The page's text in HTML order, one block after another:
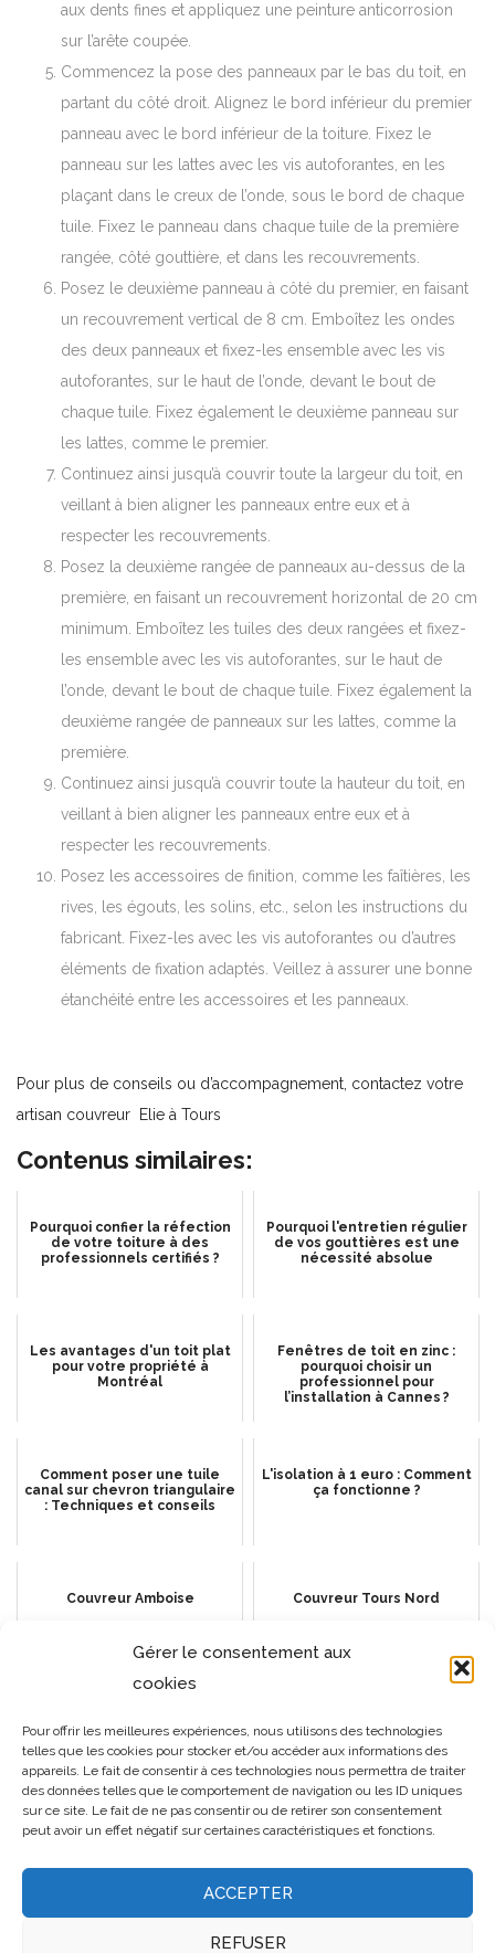
Gérer le consentement aux
cookies
Pour offrir les meilleures expériences, nous utilisons des technologies
telles que les cookies pour stocker et/ou accéder aux informations des
appareils. Le fait de consentir à ces technologies nous permettra de traiter
des données telles que le comportement de navigation ou les ID uniques
sur ce site. Le fait de ne pas consentir ou de retirer son consentement
peut avoir un effet négatif sur certaines caractéristiques et fonctions.
ACCEPTER
REFUSER
aux dents fines et appliquez une peinture anticorrosion
sur l’arête coupée.
Commencez la pose des panneaux par le bas du toit, en
partant du côté droit. Alignez le bord inférieur du premier
panneau avec le bord inférieur de la toiture. Fixez le
panneau sur les lattes avec les vis autoforantes, en les
plaçant dans le creux de l’onde, sous le bord de chaque
tuile. Fixez le panneau dans chaque tuile de la première
rangée, côté gouttière, et dans les recouvrements.
Posez le deuxième panneau à côté du premier, en faisant
un recouvrement vertical de 8 cm. Emboîtez les ondes
des deux panneaux et fixez-les ensemble avec les vis
autoforantes, sur le haut de l’onde, devant le bout de
chaque tuile. Fixez également le deuxième panneau sur
les lattes, comme le premier.
Continuez ainsi jusqu’à couvrir toute la largeur du toit, en
veillant à bien aligner les panneaux entre eux et à
respecter les recouvrements.
Posez la deuxième rangée de panneaux au-dessus de la
première, en faisant un recouvrement horizontal de 20 cm
minimum. Emboîtez les tuiles des deux rangées et fixez-
les ensemble avec les vis autoforantes, sur le haut de
l’onde, devant le bout de chaque tuile. Fixez également la
deuxième rangée de panneaux sur les lattes, comme la
première.
Continuez ainsi jusqu’à couvrir toute la hauteur du toit, en
veillant à bien aligner les panneaux entre eux et à
respecter les recouvrements.
Posez les accessoires de finition, comme les faîtières, les
rives, les égouts, les solins, etc., selon les instructions du
fabricant. Fixez-les avec les vis autoforantes ou d’autres
éléments de fixation adaptés. Veillez à assurer une bonne
étanchéité entre les accessoires et les panneaux.
Pour plus de conseils ou d’accompagnement, contactez votre
artisan couvreur Elie à Tours
Contenus similaires:
Pourquoi confier la réfection
de votre toiture à des
professionnels certifiés ?
Pourquoi l'entretien régulier
de vos gouttières est une
nécessité absolue
Les avantages d'un toit plat
pour votre propriété à
Montréal
Fenêtres de toit en zinc :
pourquoi choisir un
professionnel pour
l’installation à Cannes ?
Comment poser une tuile
canal sur chevron triangulaire
: Techniques et conseils
L'isolation à 1 euro : Comment
ça fonctionne ?
Couvreur Amboise Couvreur Tours Nord
sélectionner le serrurier
idéal ?